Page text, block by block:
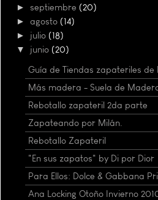
► septiembre (20)
► agosto (14)
► julio (18)
▼ junio (20)
Guía de Tiendas zapateriles de
Más madera - Suela de
Rebotallo zapateril 2da parte
Zapateando por Milán.
Rebotallo Zapateril
"En sus zapatos" by Di por Dior
Para Ellos: Dolce & Gabbana
Ana Locking Otoño Invierno